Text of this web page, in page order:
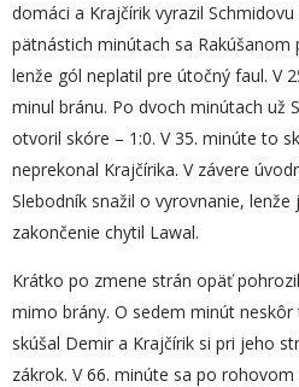
domáci a Krajčírik vyrazil
pätnástich minútach sa Rakúšanom
lenže gól neplatil pre útočný faul. V
minul bránu. Po dvoch minútach už
otvoril skóre – 1:0. V 35. minúte to
neprekonal Krajčírika. V závere
Slebodník snažil o vyrovnanie,
zakončenie chytil Lawal.
Krátko po zmene strán opäť
mimo brány. O sedem minút
skúšal Demir a Krajčírik si pri jeho
zákrok. V 66. minúte sa po